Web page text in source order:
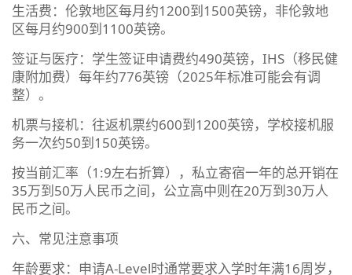
生活费：伦敦地区每月约1200到1500英镑，非伦敦地
区每月约900到1100英镑。
签证与医疗：学生签证申请费约490英镑，IHS（移民健
康附加费）每年约776英镑（2025年标准可能会有调
整）。
机票与接机：往返机票约600到1200英镑，学校接机服
务一次约50到150英镑。
按当前汇率（1:9左右折算），私立寄宿一年的总开销在
35万到50万人民币之间，公立高中则在20万到30万人
民币之间。
六、常见注意事项
年龄要求：申请A-Level时通常要求入学时年满16周岁，